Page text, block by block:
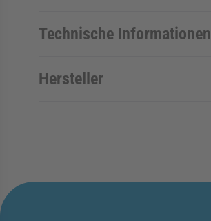
Technische Informationen
Hersteller